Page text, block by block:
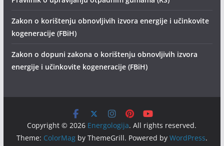
Zakon o korištenju obnovljivih izvora energije i učinkovite
kogeneracije (FBiH)
Zakon o dopuni zakona o korištenju obnovljivih izvora
energije i učinkovite kogeneracije (FBiH)
Copyright © 2026 Energologija. All rights reserved.
Theme: ColorMagby ThemeGrill. Powered by WordPress.